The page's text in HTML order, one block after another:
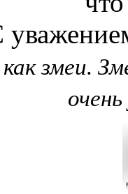
змеи.